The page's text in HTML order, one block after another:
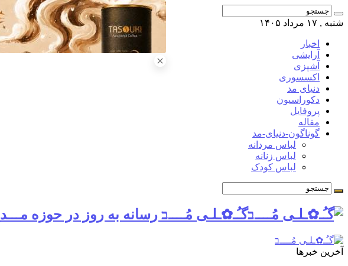
شنبه , ۱۷ مرداد ۱۴۰۵
اخبار
آرایشی
آشپزی
اکسسوری
دنیای مد
دکوراسیون
پروفایل
مقاله
گوناگون-دنیای-مد
لباس مردانه
لباس زنانه
لباس کودک
گـُـ✿ـلـی مُــــב رسانه به روز در حوزه مـــد
آخرین خبرها